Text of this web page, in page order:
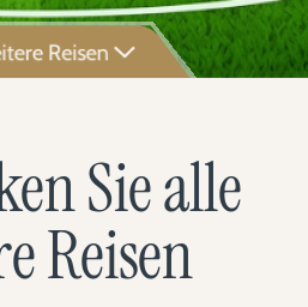
Reisen
Sie alle
Reisen